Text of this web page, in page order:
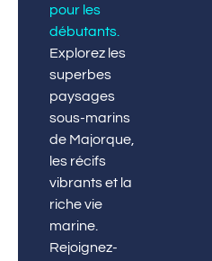
pour les
débutants.
Explorez les
superbes
paysages
sous-marins
de Majorque,
les récifs
vibrants et la
riche vie
marine.
Rejoignez-